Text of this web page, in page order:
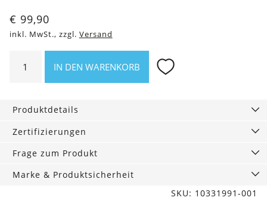
€ 99,90
inkl. MwSt., zzgl. Versand
Allrounder,
Menge
IN DEN WARENKORB
Produktdetails
Zertifizierungen
Frage zum Produkt
Marke & Produktsicherheit
SKU: 10331991-001